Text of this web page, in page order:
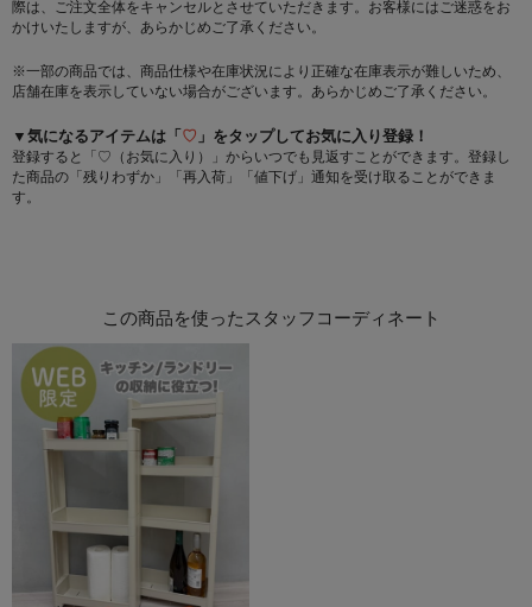
際は、ご注文全体をキャンセルとさせていただきます。お客様にはご迷惑をお
かけいたしますが、あらかじめご了承ください。
※一部の商品では、商品仕様や在庫状況により正確な在庫表示が難しいため、
店舗在庫を表示していない場合がございます。あらかじめご了承ください。
▼気になるアイテムは「♡ 」をタップしてお気に入り登録！
登録すると「♡（お気に入り）」からいつでも見返すことができます。登録し
た商品の「残りわずか」「再入荷」「値下げ」通知を受け取ることができま
す。
この商品を使ったスタッフコーディネート